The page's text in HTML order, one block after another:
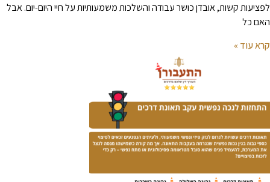
קשות, אובדן כושר עבודה והשלכות משמעותיות על חיי היום-יום. אבל
כל
עוד »